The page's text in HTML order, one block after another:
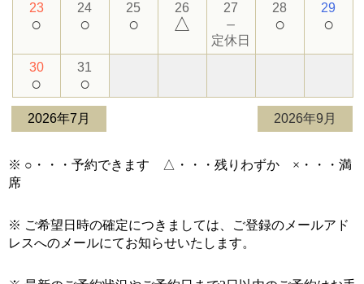
23
○
24
○
25
○
26
△
27
－
定休日
28
○
29
○
30
○
31
○
2026年7月 2026年9月
※ ○・・・予約できます △・・・残りわずか ×・・・満
席
※ ご希望日時の確定につきましては、ご登録のメールアド
レスへのメールにてお知らせいたします。